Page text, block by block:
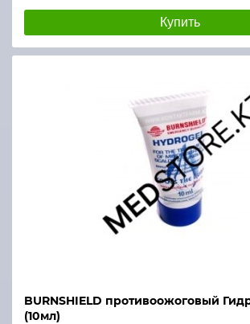
Купить
BURNSHIELD противоожоговый
(10мл)